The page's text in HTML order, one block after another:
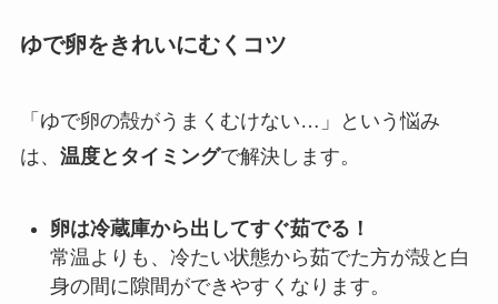
ゆで卵をきれいにむくコツ
「ゆで卵の殻がうまくむけない…」という悩み
は、 温度とタイミングで解決します。
卵は冷蔵庫から出してすぐ茹でる！
常温よりも、冷たい状態から茹でた方が殻と白
身の間に隙間ができやすくなります。